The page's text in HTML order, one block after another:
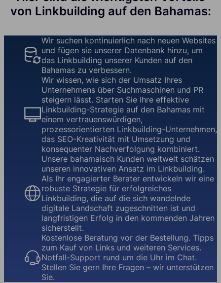
von Linkbuilding auf den Bahamas:
Wir suchen kontinuierlich nach neuen Websites
und fügen sie unserer Datenbank hinzu, um
das Linkbuilding unserer Kunden auf den
Bahamas zu verbessern.
Wir wissen, wie sich der Umsatz Ihres
Unternehmens über Suchmaschinen und PR
steigern lässt. Starten Sie Ihre effektive
Linkbuilding-Strategie auf den Bahamas mit
einem vertrauenswürdigen,
prozessorientierten Linkbuilding-Unternehmen,
das SEO-Kreativität mit Umsetzung und
konsequenter Nachverfolgung kombiniert.
Unsere bahamaisch Kunden weltweit schätzen
unseren innovativen Ansatz im Linkbuilding.
Als Ihr engagierter Berater entwickeln wir eine
robuste Strategie für erfolgreiches
Linkbuilding, die auf die sich wandelnde
digitale Landschaft zugeschnitten ist und
langfristigen Erfolg in den kommenden Jahren
sicherstellt.
Kostenlose Beratung vor der Bestellung. Tipps
zum Kauf von Links und weiteren Services.
Notfall-Support rund um die Uhr im Chat.
Stellen Sie gern Ihre Fragen – wir unterstützen
Sie.